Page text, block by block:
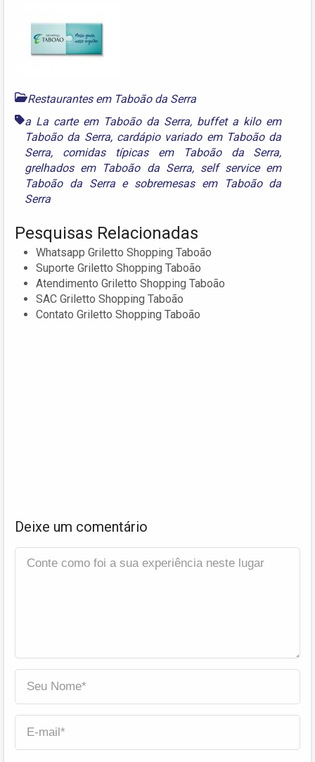
Restaurantes em Taboão da Serra
a La carte em Taboão da Serra, buffet a kilo em
Taboão da Serra, cardápio variado em Taboão da
Serra, comidas típicas em Taboão da Serra,
grelhados em Taboão da Serra, self service em
Taboão da Serrae sobremesas em Taboão da
Serra
Pesquisas Relacionadas
Whatsapp Griletto Shopping Taboão
Suporte Griletto Shopping Taboão
Atendimento Griletto Shopping Taboão
SAC Griletto Shopping Taboão
Contato Griletto Shopping Taboão
Deixe um comentário